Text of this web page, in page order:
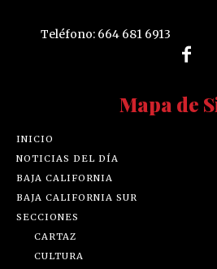
Teléfono: 664 681 6913
Mapa de
INICIO
NOTICIAS DEL DÍA
BAJA CALIFORNIA
BAJA CALIFORNIA SUR
SECCIONES
CARTAZ
CULTURA